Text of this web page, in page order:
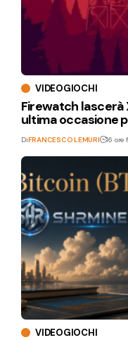
VIDEOGIOCHI
Firewatch lascerà
ultima occasione
DiFRANCESCO LEMURI 16 ore
VIDEOGIOCHI